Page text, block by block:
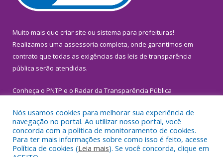
Muito mais que criar site ou sistema para prefeituras!
Realizamos uma assessoria completa, onde garantimos em
contrato que todas as exigências das leis de transparência
pública serão atendidas.
Conheça o PNTP e o Radar da Transparência Pública
Todos os direitos reservados a Prefeitura Municipal de
Inhangapi.
Nós usamos cookies para melhorar sua experiência de
navegação no portal. Ao utilizar nosso portal, você
concorda com a política de monitoramento de cookies.
Para ter mais informações sobre como isso é feito, acesse
Política de cookies (Leia mais). Se você concorda, clique em